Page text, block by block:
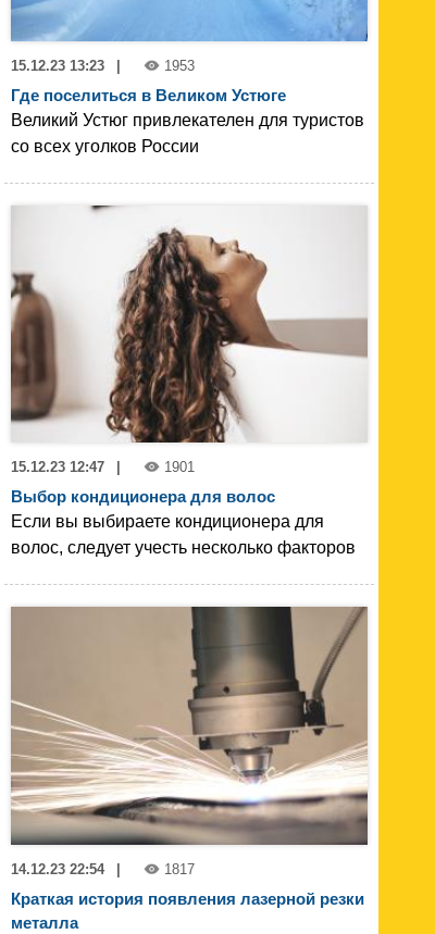
15.12.23 13:23 1953
Где поселиться в Великом Устюге
Великий Устюг привлекателен для туристов
со всех уголков России
15.12.23 12:47 1901
Выбор кондиционера для волос
Если вы выбираете кондиционера для
волос, следует учесть несколько факторов
14.12.23 22:54 1817
Краткая история появления лазерной резки
металла